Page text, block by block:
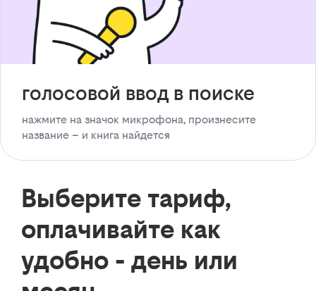
голосовой ввод в поиске
нажмите на значок микрофона, произнесите
название – и книга найдется
Выберите тариф,
оплачивайте как
удобно - день или